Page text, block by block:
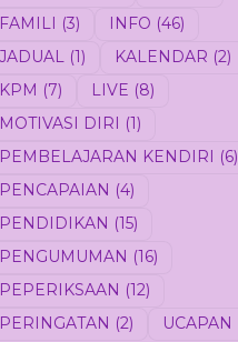
FAMILI
(3) INFO (46)
JADUAL (1) KALENDAR (2)
KPM (7) LIVE (8)
MOTIVASI DIRI
(1)
PEMBELAJARAN KENDIRI
(6)
PENCAPAIAN (4)
PENDIDIKAN (15)
PENGUMUMAN (16)
PEPERIKSAAN (12)
PERINGATAN (2) UCAPAN